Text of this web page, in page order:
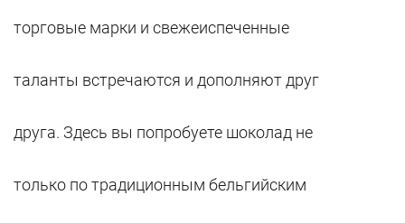
торговые марки и свежеиспеченные
таланты встречаются и дополняют друг
друга. Здесь вы попробуете шоколад не
только по традиционным бельгийским